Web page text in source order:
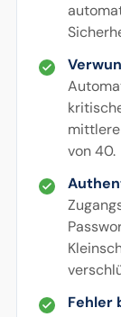
von 40.
Fehler